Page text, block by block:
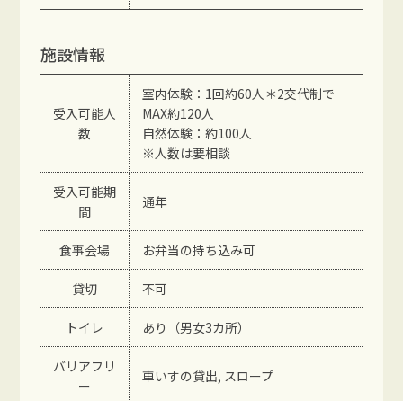
施設情報
受入可能人
数
室内体験：1回約60人＊2交代制で
MAX約120人
自然体験：約100人
※人数は要相談
受入可能期
間
通年
食事会場 お弁当の持ち込み可
貸切 不可
トイレ あり（男女3カ所）
バリアフリ
ー
車いすの貸出, スロープ